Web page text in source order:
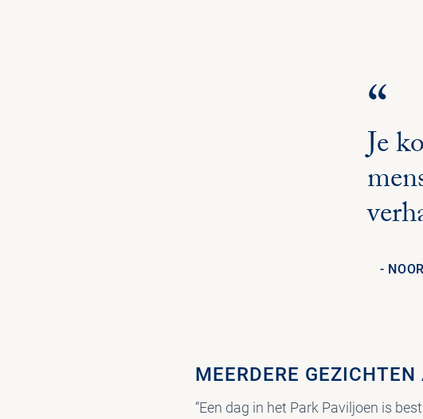
“
Je
MEERDERE
“Een dag in het Park Paviljoen is